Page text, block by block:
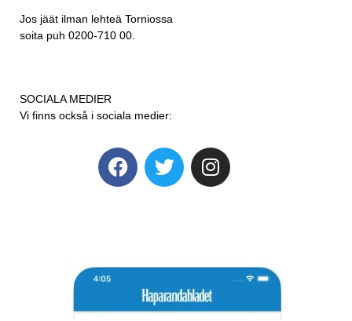
Jos jäät ilman lehteä Torniossa
soita puh 0200-710 00.
SOCIALA MEDIER
Vi finns också i sociala medier: